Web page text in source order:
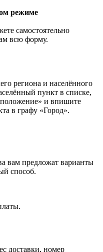
режиме
самостоятельно
всю форму.
региона и населённого
пункт в списке,
и впишите
в графу «Город».
вам предложат варианты
способ.
доставки, номер